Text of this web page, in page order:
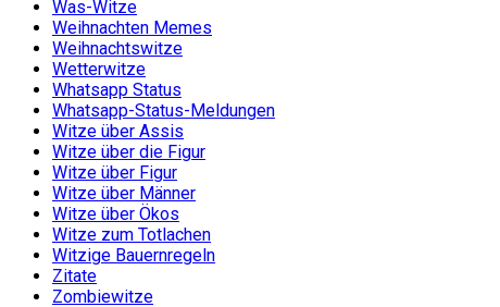
Was-Witze
Weihnachten Memes
Weihnachtswitze
Wetterwitze
Whatsapp Status
Whatsapp-Status-Meldungen
Witze über Assis
Witze über die Figur
Witze über Figur
Witze über Männer
Witze über Ökos
Witze zum Totlachen
Witzige Bauernregeln
Zitate
Zombiewitze